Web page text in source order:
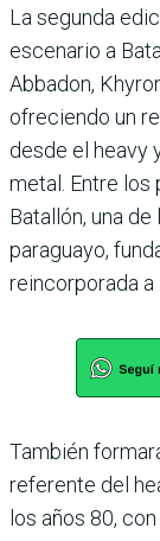
La segunda
escenario a
Abbadon,
ofreciendo un
desde el heavy
metal. Entre
Batallón, una
paraguayo,
reincorporada a
También
referente del
los años 80,